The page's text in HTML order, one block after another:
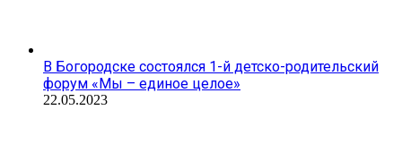
В Богородске состоялся 1-й детско-родительский
форум «Мы – единое целое»
22.05.2023